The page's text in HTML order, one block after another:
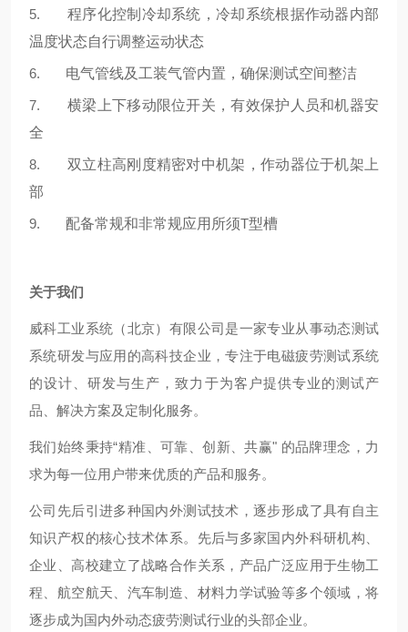
5.程序化控制冷却系统，冷却系统根据作动器内部
温度状态自行调整运动状态
6. 电气管线及工装气管内置，确保测试空间整洁
7.横梁上下移动限位开关，有效保护人员和机器安
全
8.双立柱高刚度精密对中机架，作动器位于机架上
部
9. 配备常规和非常规应用所须T型槽
关于我们
威科工业系统（北京）有限公司是一家专业从事动态测试
系统研发与应用的高科技企业，专注于电磁疲劳测试系统
的设计、研发与生产，致力于为客户提供专业的测试产
品、解决方案及定制化服务。
我们始终秉持“精准、可靠、创新、共赢" 的品牌理念，力
求为每一位用户带来优质的产品和服务。
公司先后引进多种国内外测试技术，逐步形成了具有自主
知识产权的核心技术体系。先后与多家国内外科研机构、
企业、高校建立了战略合作关系，产品广泛应用于生物工
程、航空航天、汽车制造、材料力学试验等多个领域，将
逐步成为国内外动态疲劳测试行业的头部企业。